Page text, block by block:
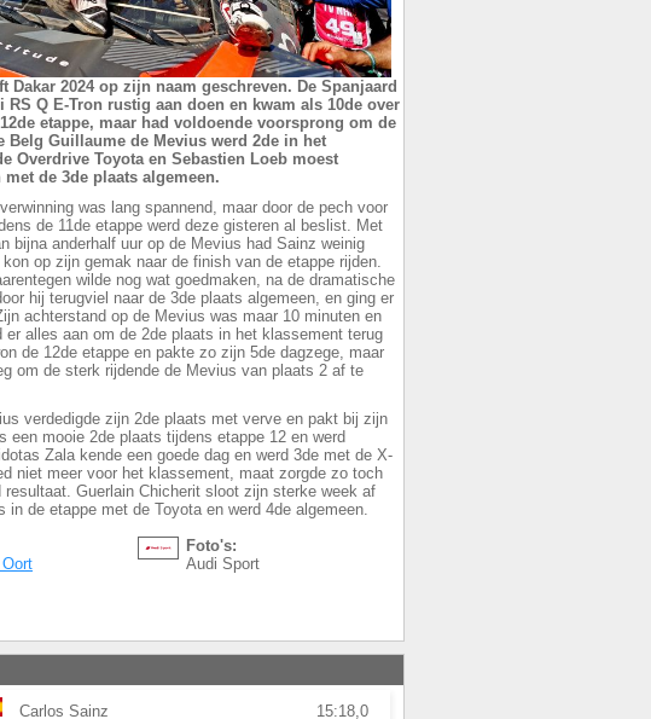
Dakar 2024 op zijn naam geschreven. De Spanjaard
RS Q E-Tron rustig aan doen en kwam als 10de over
etappe, maar had voldoende voorsprong om de
Belg Guillaume de Mevius werd 2de in het
Overdrive Toyota en Sebastien Loeb moest
de 3de plaats algemeen.
was lang spannend, maar door de pech voor
de 11de etappe werd deze gisteren al beslist. Met
bijna anderhalf uur op de Mevius had Sainz weinig
op zijn gemak naar de finish van de etappe rijden.
wilde nog wat goedmaken, na de dramatische
hij terugviel naar de 3de plaats algemeen, en ging er
achterstand op de Mevius was maar 10 minuten en
er alles aan om de 2de plaats in het klassement terug
de 12de etappe en pakte zo zijn 5de dagzege, maar
om de sterk rijdende de Mevius van plaats 2 af te
verdedigde zijn 2de plaats met verve en pakt bij zijn
een mooie 2de plaats tijdens etappe 12 en werd
Zala kende een goede dag en werd 3de met de X-
niet meer voor het klassement, maat zorgde zo toch
resultaat. Guerlain Chicherit sloot zijn sterke week af
in de etappe met de Toyota en werd 4de algemeen.
Foto's:
Audi Sport
Carlos Sainz 15:18,0